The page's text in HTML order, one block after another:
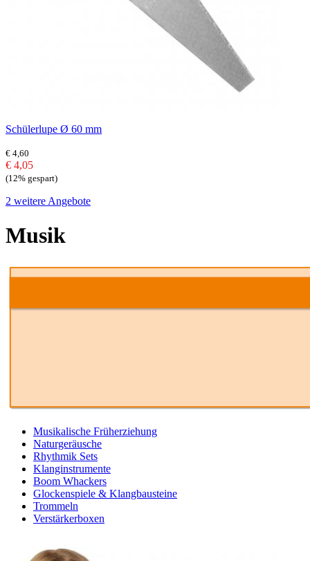
Schülerlupe Ø 60 mm
€ 4,60
€ 4,05
(12% gespart)
2 weitere Angebote
Musik
Musikalische Früherziehung
Naturgeräusche
Rhythmik Sets
Klanginstrumente
Boom Whackers
Glockenspiele & Klangbausteine
Trommeln
Verstärkerboxen